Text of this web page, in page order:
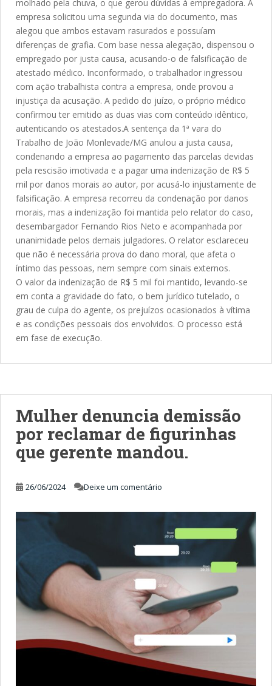
molhado pela chuva, o que gerou dúvidas à empregadora. A
empresa solicitou uma segunda via do documento, mas
alegou que ambos estavam rasurados e possuíam
diferenças de grafia. Com base nessa alegação, dispensou o
empregado por justa causa, acusando-o de falsificação de
atestado médico. Inconformado, o trabalhador ingressou
com ação trabalhista contra a empresa, onde provou a
injustiça da acusação. A pedido do juízo, o próprio médico
confirmou ter emitido as duas vias com conteúdo idêntico,
autenticando os atestados.A sentença da 1ª vara do
Trabalho de João Monlevade/MG anulou a justa causa,
condenando a empresa ao pagamento das parcelas devidas
pela rescisão imotivada e a pagar uma indenização de R$ 5
mil por danos morais ao autor, por acusá-lo injustamente de
falsificação. A empresa recorreu da condenação por danos
morais, mas a indenização foi mantida pelo relator do caso,
desembargador Fernando Rios Neto e acompanhada por
unanimidade pelos demais julgadores. O relator esclareceu
que não é necessária prova do dano moral, que afeta o
íntimo das pessoas, nem sempre com sinais externos.
O valor da indenização de R$ 5 mil foi mantido, levando-se
em conta a gravidade do fato, o bem jurídico tutelado, o
grau de culpa do agente, os prejuízos ocasionados à vítima
e as condições pessoais dos envolvidos. O processo está
em fase de execução.
Mulher denuncia demissão
por reclamar de figurinhas
que gerente mandou.
26/06/2024 Deixe um comentário